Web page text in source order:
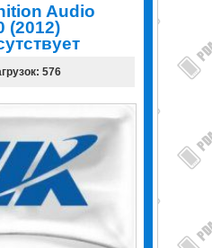
Audio
(2012)
576